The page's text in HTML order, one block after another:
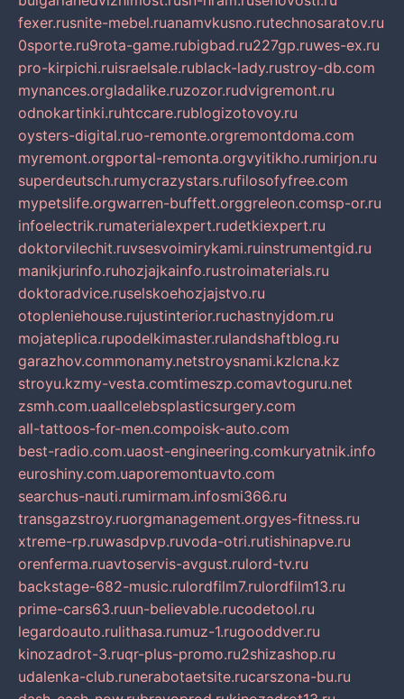
fexer.rusnite-mebel.ruanamvkusno.rutechnosaratov.ru
0sporte.ru9rota-game.rubigbad.ru227gp.ruwes-ex.ru
pro-kirpichi.ruisraelsale.rublack-lady.rustroy-db.com
mynances.orgladalike.ruzozor.rudvigremont.ru
odnokartinki.ruhtccare.rublogizotovoy.ru
oysters-digital.ruo-remonte.orgremontdoma.com
myremont.orgportal-remonta.orgvyitikho.rumirjon.ru
superdeutsch.rumycrazystars.rufilosofyfree.com
mypetslife.orgwarren-buffett.orggreleon.comsp-or.ru
infoelectrik.rumaterialexpert.rudetkiexpert.ru
doktorvilechit.ruvsesvoimirykami.ruinstrumentgid.ru
manikjurinfo.ruhozjajkainfo.rustroimaterials.ru
doktoradvice.ruselskoehozjajstvo.ru
otopleniehouse.rujustinterior.ruchastnyjdom.ru
mojateplica.rupodelkimaster.rulandshaftblog.ru
garazhov.commonamy.netstroysnami.kzlcna.kz
stroyu.kzmy-vesta.comtimeszp.comavtoguru.net
zsmh.com.uaallcelebsplasticsurgery.com
all-tattoos-for-men.compoisk-auto.com
best-radio.com.uaost-engineering.comkuryatnik.info
euroshiny.com.uaporemontuavto.com
searchus-nauti.rumirmam.infosmi366.ru
transgazstroy.ruorgmanagement.orgyes-fitness.ru
xtreme-rp.ruwasdpvp.ruvoda-otri.rutishinapve.ru
orenferma.ruavtoservis-avgust.rulord-tv.ru
backstage-682-music.rulordfilm7.rulordfilm13.ru
prime-cars63.ruun-believable.rucodetool.ru
legardoauto.rulithasa.rumuz-1.rugooddver.ru
kinozadrot-3.ruqr-plus-promo.ru2shizashop.ru
udalenka-club.runerabotaetsite.rucarszona-bu.ru